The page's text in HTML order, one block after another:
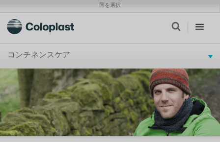
国を選択
コンチネンスケア